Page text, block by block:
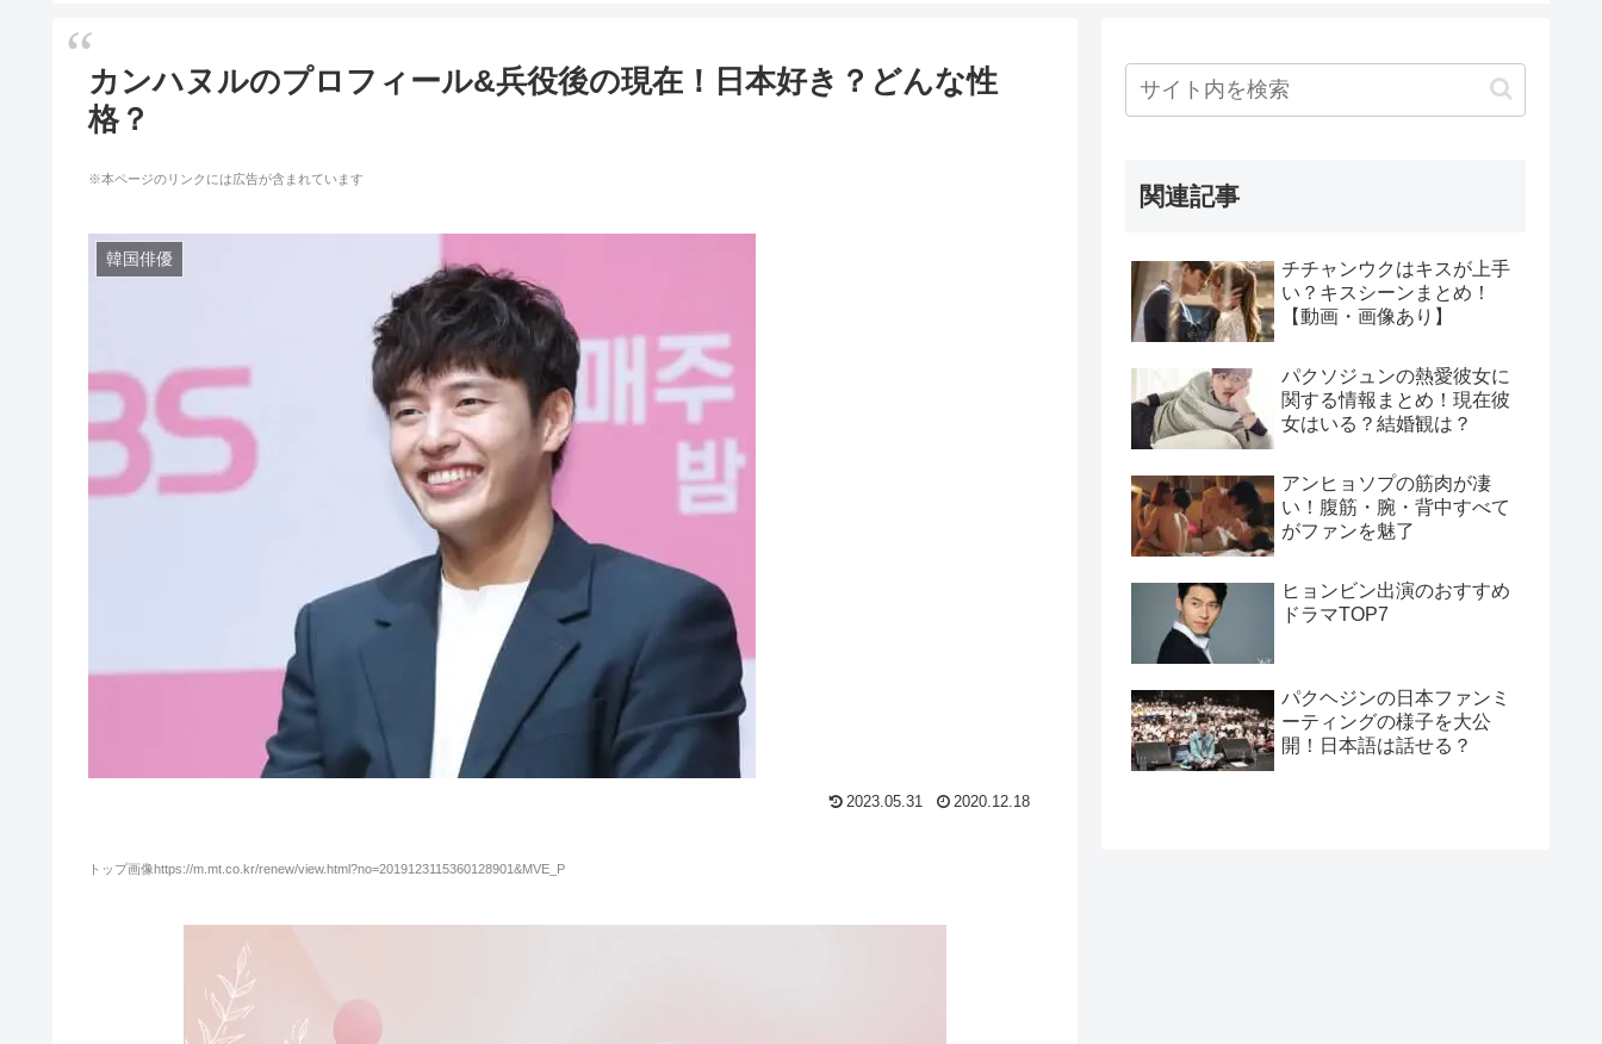
カンハヌルのプロフィール&兵役後の現在！日本好き？どんな性
格？
※本ページのリンクには広告が含まれています
韓国俳優
2023.05.31 2020.12.18
トップ画像https://m.mt.co.kr/renew/view.html?no=2019123115360128901&MVE_P
関連記事
チチャンウクはキスが上手
い？キスシーンまとめ！
【動画・画像あり】
パクソジュンの熱愛彼女に
関する情報まとめ！現在彼
女はいる？結婚観は？
アンヒョソプの筋肉が凄
い！腹筋・腕・背中すべて
がファンを魅了
ヒョンビン出演のおすすめ
ドラマTOP7
パクヘジンの日本ファンミ
ーティングの様子を大公
開！日本語は話せる？